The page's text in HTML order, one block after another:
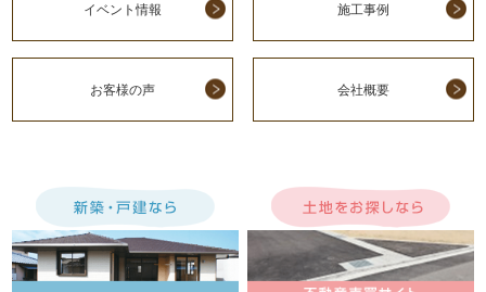
イベント情報 施工事例
お客様の声 会社概要